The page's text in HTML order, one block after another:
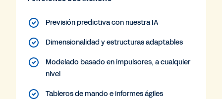
Previsión predictiva con nuestra IA
Dimensionalidad y estructuras adaptables
Modelado basado en impulsores, a cualquier
nivel
Tableros de mando e informes ágiles